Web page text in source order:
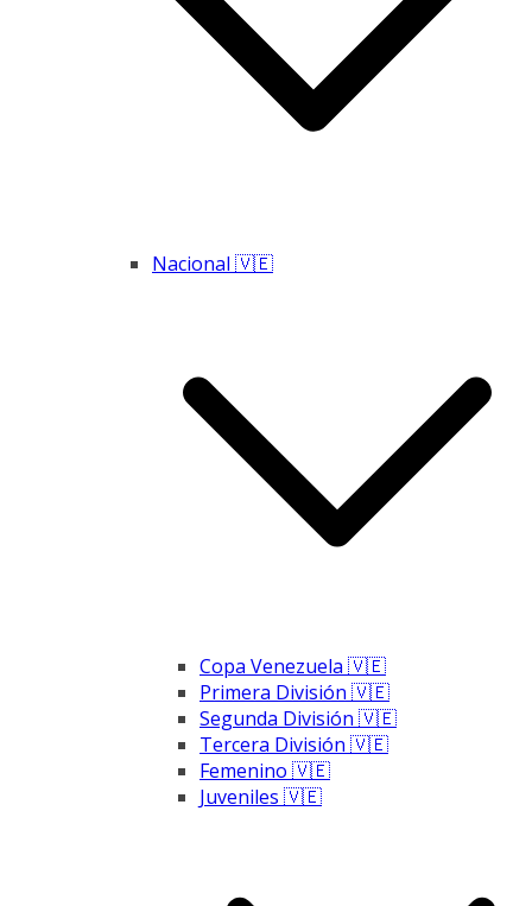
Nacional 🇻🇪
Copa Venezuela 🇻🇪
Primera División 🇻🇪
Segunda División 🇻🇪
Tercera División 🇻🇪
Femenino 🇻🇪
Juveniles 🇻🇪